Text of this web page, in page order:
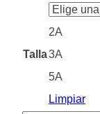
era:
38,95€.
Talla
2A
3A
5A
Limpiar